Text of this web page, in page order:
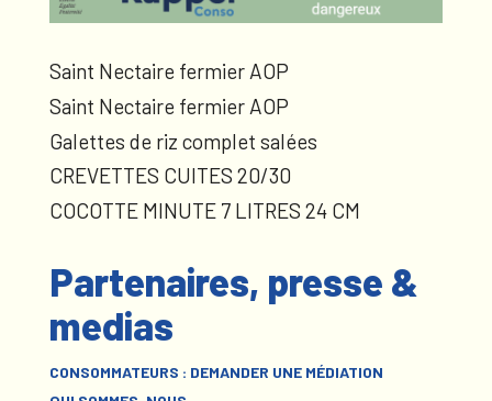
Saint Nectaire fermier AOP
Saint Nectaire fermier AOP
Galettes de riz complet salées
CREVETTES CUITES 20/30
COCOTTE MINUTE 7 LITRES 24 CM
Partenaires, presse &
medias
CONSOMMATEURS : DEMANDER UNE MÉDIATION